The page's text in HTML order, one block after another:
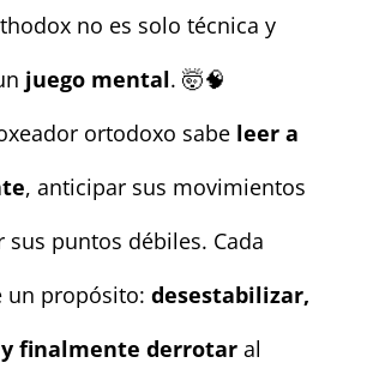
no es solo técnica y
juego mental. 🤯🧠
ortodoxo sabe leer a
, anticipar sus movimientos
sus puntos débiles. Cada
un propósito: desestabilizar,
finalmente derrotaral